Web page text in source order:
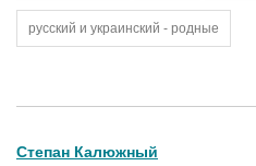
русский и украинский - родные
Степан Калюжный